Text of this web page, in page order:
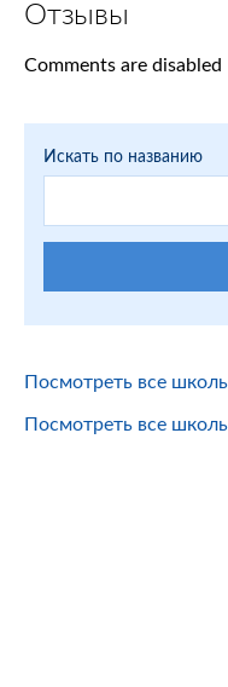
Отзывы
Comments are disabled
Искать по названию
Посмотреть все
Посмотреть все